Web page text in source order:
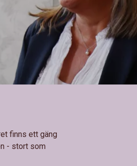
finns ett gäng
- stort som